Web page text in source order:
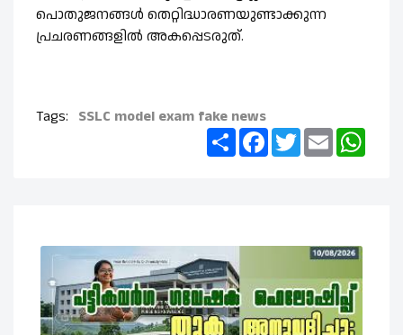
പൊതുജനങ്ങൾ തെറ്റിദ്ധാരണയുണ്ടാക്കുന്ന
പ്രചരണങ്ങളിൽ അകപ്പെടരുത്.
Tags: SSLC model exam fake news
ShareFacebookTwitterEmail